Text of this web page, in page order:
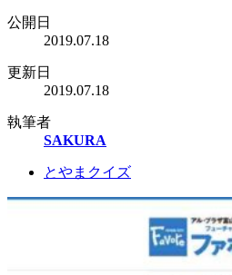
公開日
2019.07.18
更新日
2019.07.18
執筆者
SAKURA
とやまクイズ